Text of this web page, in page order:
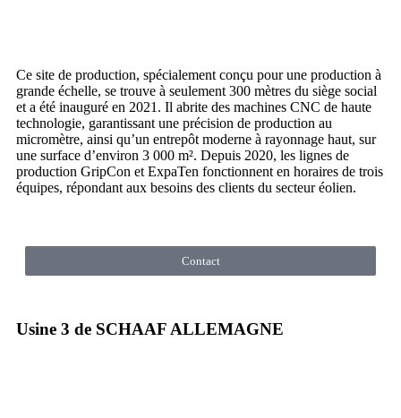
Ce site de production, spécialement conçu pour une production à
grande échelle, se trouve à seulement 300 mètres du siège social
et a été inauguré en 2021. Il abrite des machines CNC de haute
technologie, garantissant une précision de production au
micromètre, ainsi qu’un entrepôt moderne à rayonnage haut, sur
une surface d’environ 3 000 m². Depuis 2020, les lignes de
production GripCon et ExpaTen fonctionnent en horaires de trois
équipes, répondant aux besoins des clients du secteur éolien.
Contact
Usine 3 de SCHAAF ALLEMAGNE